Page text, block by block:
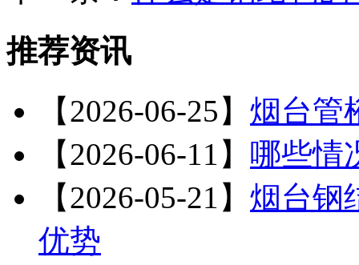
推荐资讯
【2026-06-25】 烟台管
【2026-06-11】 哪些情
【2026-05-21】 烟台钢
优势